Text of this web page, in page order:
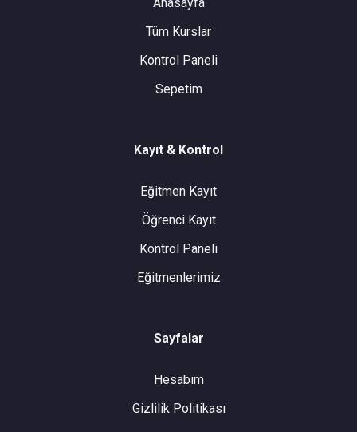
Tüm Kurslar
Kontrol Paneli
Sepetim
Kayıt & Kontrol
Eğitmen Kayıt
Öğrenci Kayıt
Kontrol Paneli
Eğitmenlerimiz
Sayfalar
Hesabım
Gizlilik Politikası